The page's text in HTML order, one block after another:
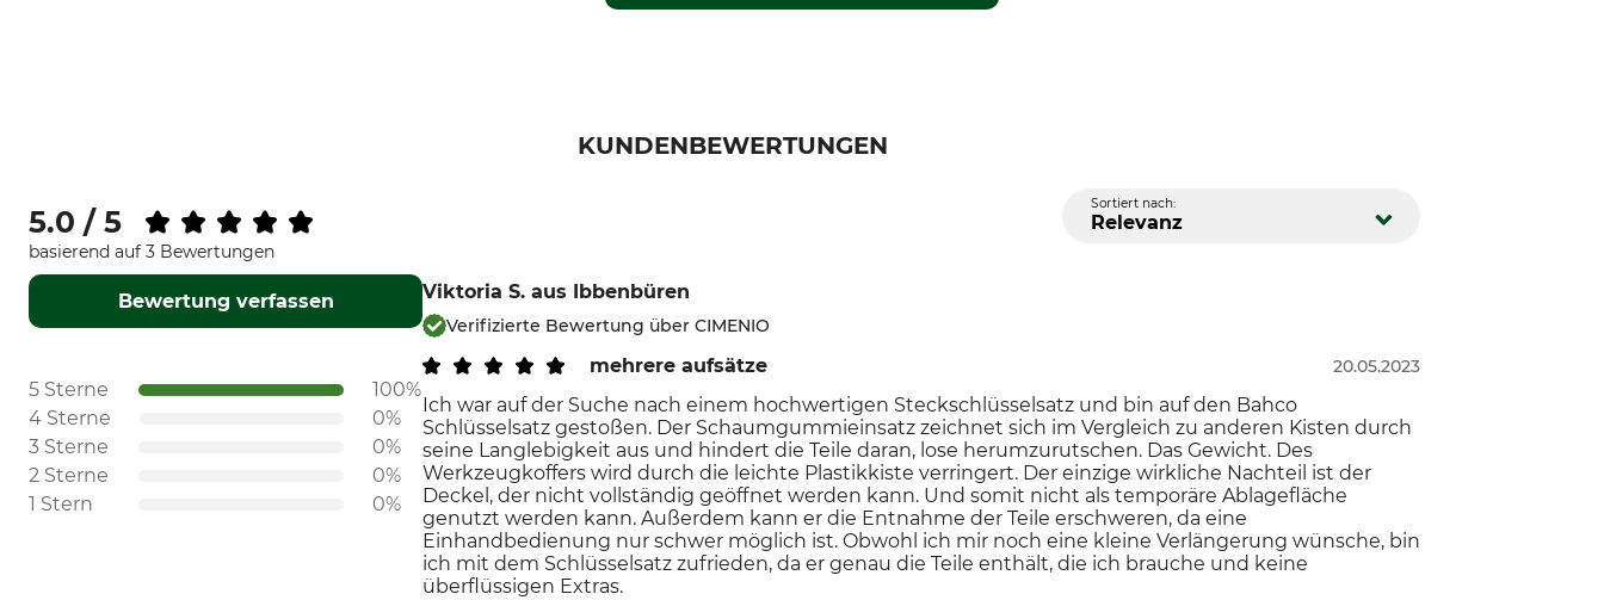
KUNDENBEWERTUNGEN
5.0 / 5
basierend auf 3 Bewertungen
Bewertung verfassen
5 Sterne
100%
4 Sterne
0%
3 Sterne
0%
2 Sterne
0%
1 Stern
0%
Sortiert nach:
Relevanz
Viktoria S. aus Ibbenbüren
Verifizierte Bewertung über CIMENIO
mehrere aufsätze 20.05.2023
Ich war auf der Suche nach einem hochwertigen Steckschlüsselsatz und bin auf den Bahco
Schlüsselsatz gestoßen. Der Schaumgummieinsatz zeichnet sich im Vergleich zu anderen Kisten durch
seine Langlebigkeit aus und hindert die Teile daran, lose herumzurutschen. Das Gewicht. Des
Werkzeugkoffers wird durch die leichte Plastikkiste verringert. Der einzige wirkliche Nachteil ist der
Deckel, der nicht vollständig geöffnet werden kann. Und somit nicht als temporäre Ablagefläche
genutzt werden kann. Außerdem kann er die Entnahme der Teile erschweren, da eine
Einhandbedienung nur schwer möglich ist. Obwohl ich mir noch eine kleine Verlängerung wünsche, bin
ich mit dem Schlüsselsatz zufrieden, da er genau die Teile enthält, die ich brauche und keine
überflüssigen Extras.